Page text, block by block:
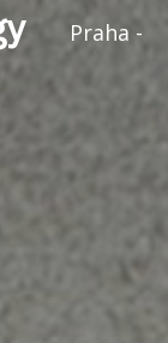
Praha -